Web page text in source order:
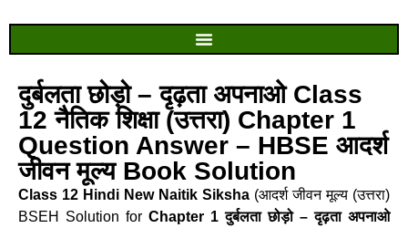
दुर्बलता छोड़ो – दृढ़ता अपनाओ Class
12 नैतिक शिक्षा (उत्तरा) Chapter 1
Question Answer – HBSE आदर्श
जीवन मूल्य Book Solution
Class 12 Hindi New Naitik Siksha (आदर्श जीवन मूल्य (उत्तरा)
BSEH Solution for Chapter 1 दुर्बलता छोड़ो – दृढ़ता अपनाओ